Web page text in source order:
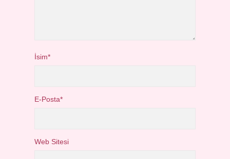
İsim*
E-Posta*
Web Sitesi